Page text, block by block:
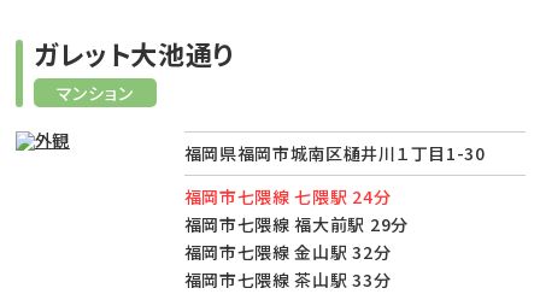
マンション
ガレット大池通り
福岡県福岡市城南区樋井川１丁目1-30
福岡市七隈線 七隈駅 24分
福岡市七隈線 福大前駅 29分
福岡市七隈線 金山駅 32分
福岡市七隈線 茶山駅 33分